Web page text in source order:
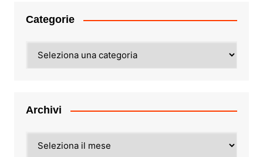
Categorie
Archivi